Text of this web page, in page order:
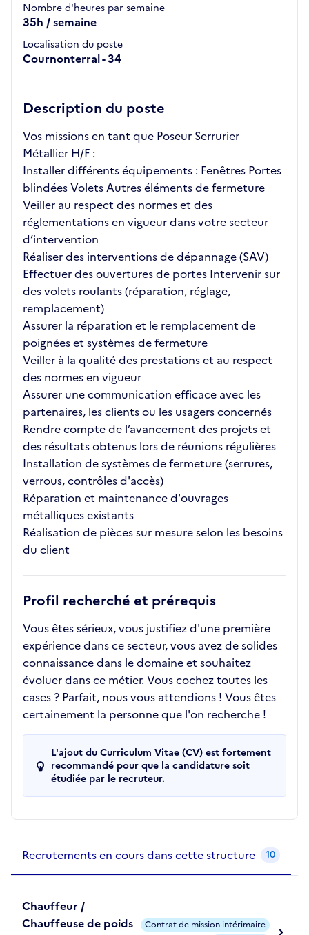
Nombre d'heures par semaine
35h / semaine
Localisation du poste
Cournonterral - 34
Description du poste
Vos missions en tant que Poseur Serrurier
Métallier H/F :
Installer différents équipements : Fenêtres Portes
blindées Volets Autres éléments de fermeture
Veiller au respect des normes et des
réglementations en vigueur dans votre secteur
d’intervention
Réaliser des interventions de dépannage (SAV)
Effectuer des ouvertures de portes Intervenir sur
des volets roulants (réparation, réglage,
remplacement)
Assurer la réparation et le remplacement de
poignées et systèmes de fermeture
Veiller à la qualité des prestations et au respect
des normes en vigueur
Assurer une communication efficace avec les
partenaires, les clients ou les usagers concernés
Rendre compte de l’avancement des projets et
des résultats obtenus lors de réunions régulières
Installation de systèmes de fermeture (serrures,
verrous, contrôles d'accès)
Réparation et maintenance d'ouvrages
métalliques existants
Réalisation de pièces sur mesure selon les besoins
du client
Profil recherché et prérequis
Vous êtes sérieux, vous justifiez d'une première
expérience dans ce secteur, vous avez de solides
connaissance dans le domaine et souhaitez
évoluer dans ce métier. Vous cochez toutes les
cases ? Parfait, nous vous attendions ! Vous êtes
certainement la personne que l'on recherche !
L'ajout du Curriculum Vitae (CV) est fortement
recommandé pour que la candidature soit
étudiée par le recruteur.
Recrutements en cours dans cette structure 10
Chauffeur /
Chauffeuse de poids
Contrat de mission intérimaire